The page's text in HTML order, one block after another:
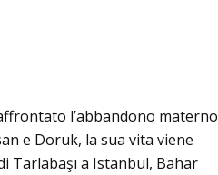
l’abbandono materno
e Doruk, la sua vita viene
a Istanbul, Bahar